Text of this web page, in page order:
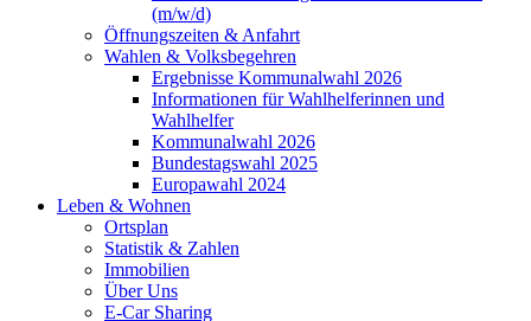
(m/w/d)
Öffnungszeiten & Anfahrt
Wahlen & Volksbegehren
Ergebnisse Kommunalwahl 2026
Informationen für Wahlhelferinnen und
Wahlhelfer
Kommunalwahl 2026
Bundestagswahl 2025
Europawahl 2024
Leben & Wohnen
Ortsplan
Statistik & Zahlen
Immobilien
Über Uns
E-Car Sharing